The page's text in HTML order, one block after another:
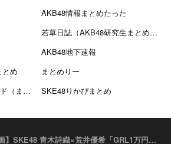
AKB48情報まとめたった
若草日誌（AKB48研究生まとめブログ）
AKB48地下速報
め
まとめりー
SKE48まとめはエメラルド（まとえめ）
SKE48りかぴまとめ
】SKE48 青木詩織×荒井優希「GRL1万円分購入品紹介」